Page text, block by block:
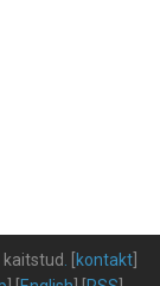
kaitstud kontakt